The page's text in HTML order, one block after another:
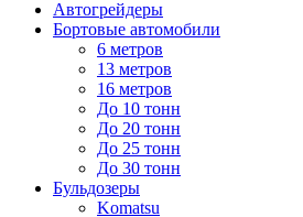
Автогрейдеры
Бортовые автомобили
6 метров
13 метров
16 метров
До 10 тонн
До 20 тонн
До 25 тонн
До 30 тонн
Бульдозеры
Komatsu